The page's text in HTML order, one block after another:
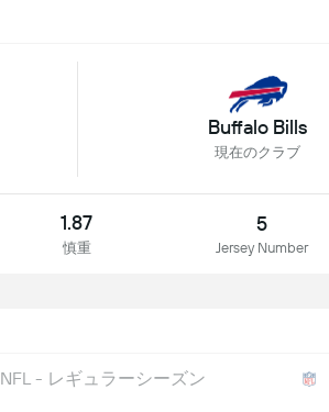
Buffalo Bills
現在のクラブ
1.87
慎重
5
Jersey Number
NFL - レギュラーシーズン